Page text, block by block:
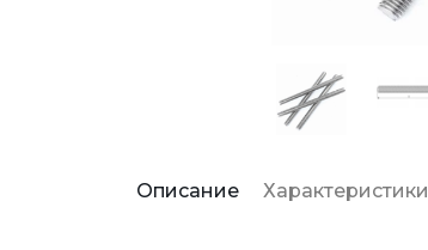
Описание Характеристики